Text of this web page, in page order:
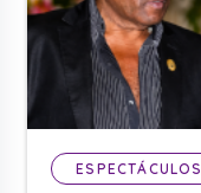
ESPECTÁCULOS